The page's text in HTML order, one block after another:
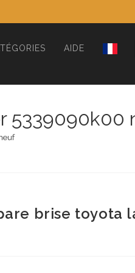
AIDE
5339090k00
brise toyota